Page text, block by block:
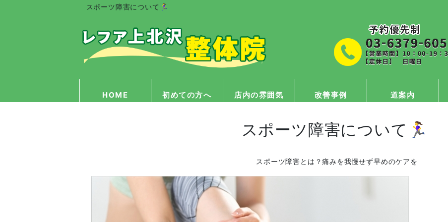
スポーツ障害について🏃‍♀️
HOME 初めての方へ 店内の雰囲気 改善事例 道案内
スポーツ障害について🏃‍♀️
スポーツ障害とは？痛みを我慢せず早めのケアを